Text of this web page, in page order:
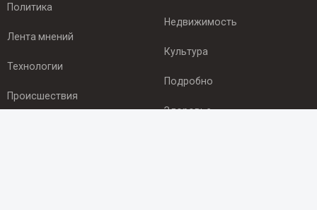
Политика
Лента мнений
Технологии
Происшествия
Недвижимость
Культура
Подробно
Здоровье